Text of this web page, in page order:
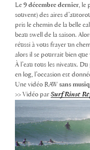
Le 9 décembre dernier, le
souvent) des aires
pris le chemin de la belle
beau swell de la saison.
réussi à vous frayer un
alors il se pourrait bien que
À l’eau tous les niveaux.
en log, l’occasion est
Une vidéo RAW sans
>> Vidéo par Surf Rinse